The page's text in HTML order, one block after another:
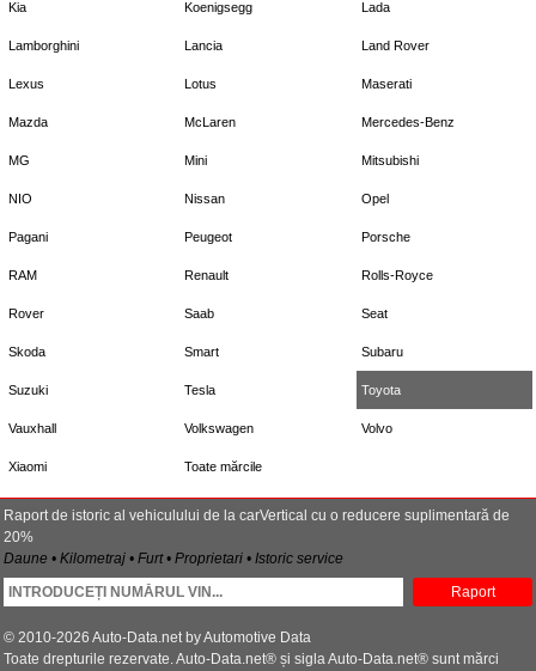
Kia Koenigsegg Lada
Lamborghini Lancia Land Rover
Lexus Lotus Maserati
Mazda McLaren Mercedes-Benz
MG Mini Mitsubishi
NIO Nissan Opel
Pagani Peugeot Porsche
RAM Renault Rolls-Royce
Rover Saab Seat
Skoda Smart Subaru
Suzuki Tesla Toyota
Vauxhall Volkswagen Volvo
Xiaomi Toate mărcile
Raport de istoric al vehiculului de la carVertical cu o reducere suplimentară de
20%
Daune • Kilometraj • Furt • Proprietari • Istoric service
Raport
© 2010-2026 Auto-Data.net by Automotive Data
Toate drepturile rezervate. Auto-Data.net® și sigla Auto-Data.net® sunt mărci